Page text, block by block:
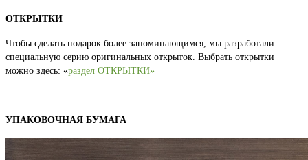
ОТКРЫТКИ
Чтобы сделать подарок более запоминающимся, мы разработали
специальную серию оригинальных открыток. Выбрать открытки
можно здесь: «раздел ОТКРЫТКИ»
УПАКОВОЧНАЯ БУМАГА